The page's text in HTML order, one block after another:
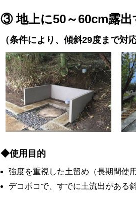
③ 地上に50～60cm露出
（条件により、傾斜29度まで対応
◆使用目的
強度を重視した土留め（長期間使用
デコボコで、すでに土流出がある